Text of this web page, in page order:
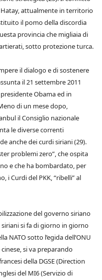
attualmente in territorio
il pomo della discordia
provincia che migliaia di
sotto protezione turca.
il dialogo e di sostenere
il 21 settembre 2011
Obama ed in
di un mese dopo,
il Consiglio nazionale
le diverse correnti
anche dei curdi siriani (29).
problemi zero”, che ospita
e che ha bombardato, per
i Curdi del PKK, “ribelli” al
del governo siriano
si fa di giorno in giorno
NATO sotto l’egida dell’ONU
si va preparando
della DGSE (Direction
del MI6 (Servizio di